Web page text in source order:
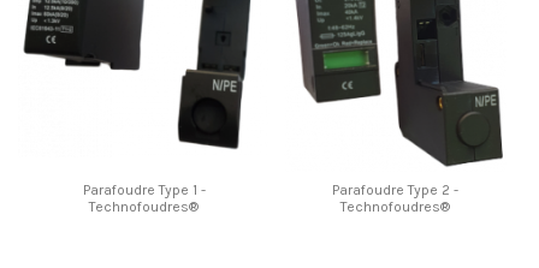
Parafoudre Type 1 -
Technofoudres®
Parafoudre Type 2 -
Technofoudres®